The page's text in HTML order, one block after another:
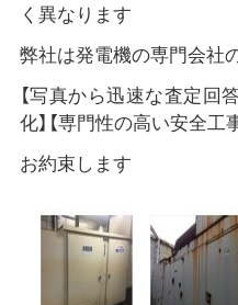
く異なります
弊社は発電機の専門会社
【写真から迅速な査定回
化】【専門性の高い安全工
お約束します